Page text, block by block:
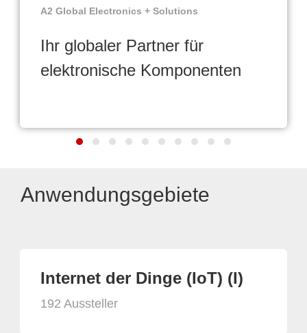
A2 Global Electronics + Solutions
Ihr globaler Partner für
elektronische Komponenten
Anwendungsgebiete
Internet der Dinge (IoT) (I)
192 Aussteller